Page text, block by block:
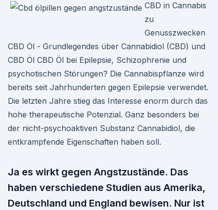
CBD in Cannabis
zu
Genusszwecken
CBD Öl - Grundlegendes über Cannabidiol (CBD) und
CBD Öl CBD Öl bei Epilepsie, Schizophrenie und
psychotischen Störungen? Die Cannabispflanze wird
bereits seit Jahrhunderten gegen Epilepsie verwendet.
Die letzten Jahre stieg das Interesse enorm durch das
hohe therapeutische Potenzial. Ganz besonders bei
der nicht-psychoaktiven Substanz Cannabidiol, die
entkrampfende Eigenschaften haben soll.
Ja es wirkt gegen Angstzustände. Das
haben verschiedene Studien aus Amerika,
Deutschland und England bewisen. Nur ist